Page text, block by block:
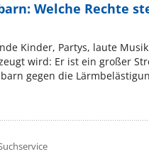
Welche Rechte
Kinder, Partys, laute
wird: Er ist ein großer
gegen die